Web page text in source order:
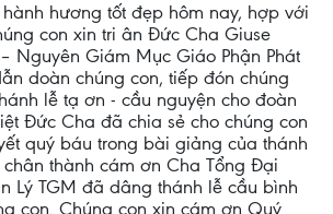
hương tốt đẹp hôm nay, hợp với
con xin tri ân Đức Cha Giuse
Nguyên Giám Mục Giáo Phận Phát
doàn chúng con, tiếp đón chúng
lễ tạ ơn - cầu nguyện cho đoàn
Đức Cha đã chia sẻ cho chúng con
quý báu trong bài giảng của thánh
thành cám ơn Cha Tổng Đại
Lý TGM đã dâng thánh lễ cầu bình
con. Chúng con xin cám ơn Quý